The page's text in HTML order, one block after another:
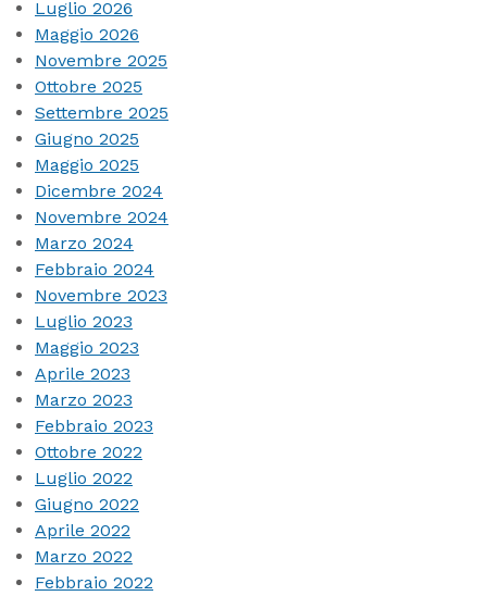
Luglio 2026
Maggio 2026
Novembre 2025
Ottobre 2025
Settembre 2025
Giugno 2025
Maggio 2025
Dicembre 2024
Novembre 2024
Marzo 2024
Febbraio 2024
Novembre 2023
Luglio 2023
Maggio 2023
Aprile 2023
Marzo 2023
Febbraio 2023
Ottobre 2022
Luglio 2022
Giugno 2022
Aprile 2022
Marzo 2022
Febbraio 2022